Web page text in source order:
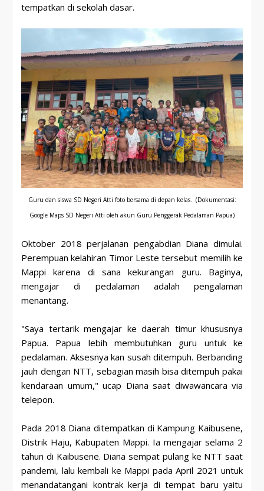
tempatkan di sekolah dasar.
Guru dan siswa SD Negeri Atti foto bersama di depan kelas.
(Dokumentasi:
Google Maps SD Negeri Atti oleh akun Guru Penggerak Pedalaman Papua)
Oktober 2018 perjalanan pengabdian Diana dimulai.
Perempuan kelahiran Timor Leste tersebut memilih ke
Mappi karena di sana kekurangan guru. Baginya,
mengajar di pedalaman adalah pengalaman
menantang.
"Saya tertarik mengajar ke daerah timur khususnya
Papua. Papua lebih membutuhkan guru untuk ke
pedalaman. Aksesnya kan susah ditempuh. Berbanding
jauh dengan NTT, sebagian masih bisa ditempuh pakai
kendaraan umum," ucap Diana saat diwawancara via
telepon.
Pada 2018 Diana ditempatkan di Kampung Kaibusene,
Distrik Haju, Kabupaten Mappi. Ia mengajar selama 2
tahun di Kaibusene. Diana sempat pulang ke NTT saat
pandemi, lalu kembali ke Mappi pada April 2021 untuk
menandatangani kontrak kerja di tempat baru yaitu